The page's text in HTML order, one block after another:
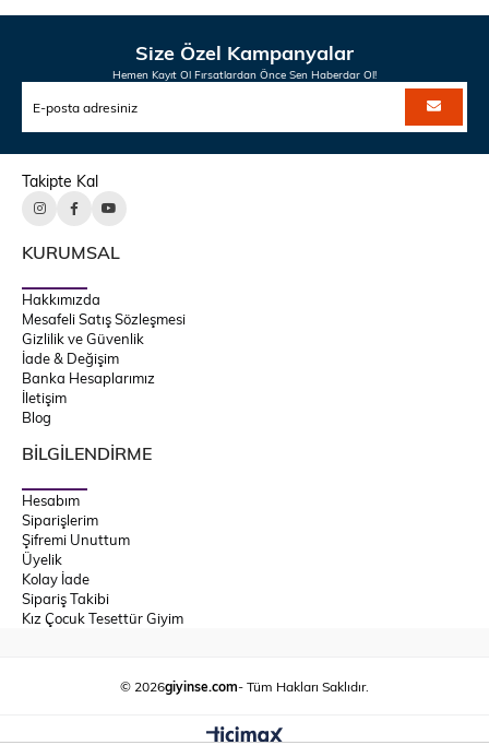
Size Özel Kampanyalar
Hemen Kayıt Ol Fırsatlardan Önce Sen Haberdar Ol!
Takipte Kal
KURUMSAL
Hakkımızda
Mesafeli Satış Sözleşmesi
Gizlilik ve Güvenlik
İade & Değişim
Banka Hesaplarımız
İletişim
Blog
BİLGİLENDİRME
Hesabım
Siparişlerim
Şifremi Unuttum
Üyelik
Kolay İade
Sipariş Takibi
Kız Çocuk Tesettür Giyim
© 2026giyinse.com- Tüm Hakları Saklıdır.